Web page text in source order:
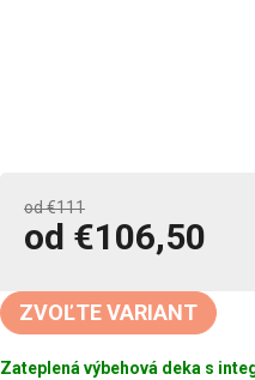
od €111
od €106,50
cena:
ZVOĽTE VARIANT
Zateplená výbehová deka s